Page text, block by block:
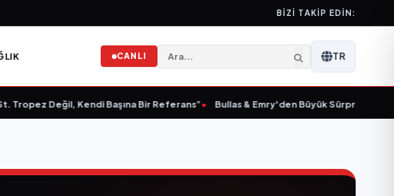
BIZI TAKIP EDIN:
CANLI TR
Tropez Değil, Kendi Başına Bir Referans”• Bullas & Emry'den Büyük Sürpriz! "Kaç